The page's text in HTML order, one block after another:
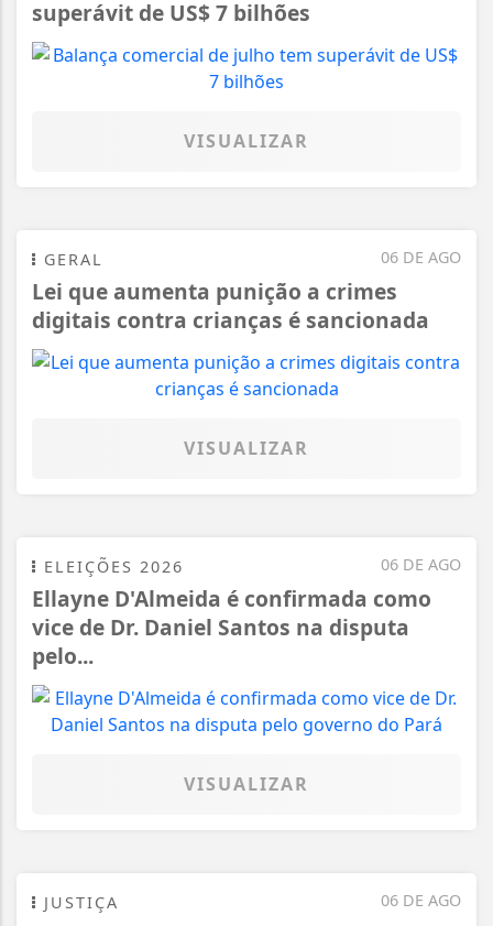
superávit de US$ 7 bilhões
VISUALIZAR
06 DE AGO
GERAL
Lei que aumenta punição a crimes
digitais contra crianças é sancionada
VISUALIZAR
06 DE AGO
ELEIÇÕES 2026
Ellayne D'Almeida é confirmada como
vice de Dr. Daniel Santos na disputa
pelo...
VISUALIZAR
06 DE AGO
JUSTIÇA